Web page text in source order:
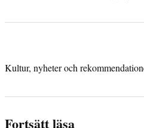
Kultur, nyheter och
Fortsätt läsa